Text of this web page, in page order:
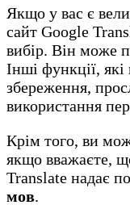
Якщо у вас є
сайт Google
вибір. Він може
Інші функції,
збереження,
використання
Крім того, ви
якщо вважаєте,
Translate надає
мов.